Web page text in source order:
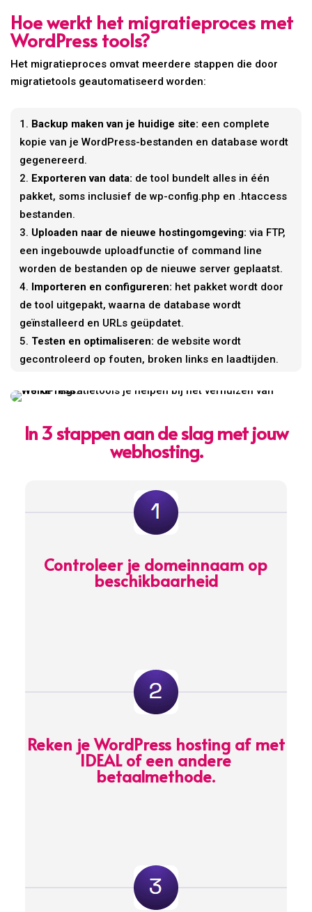
Hoe werkt het migratieproces met
WordPress tools?
Het migratieproces omvat meerdere stappen die door
migratietools geautomatiseerd worden:
Backup maken van je huidige site: een complete
kopie van je WordPress-bestanden en database wordt
gegenereerd.
Exporteren van data: de tool bundelt alles in één
pakket, soms inclusief de wp-config.php en .htaccess
bestanden.
Uploaden naar de nieuwe hostingomgeving: via FTP,
een ingebouwde uploadfunctie of command line
worden de bestanden op de nieuwe server geplaatst.
Importeren en configureren: het pakket wordt door
de tool uitgepakt, waarna de database wordt
geïnstalleerd en URLs geüpdatet.
Testen en optimaliseren: de website wordt
gecontroleerd op fouten, broken links en laadtijden.
In 3 stappen aan de slag met jouw
webhosting.
Controleer je domeinnaam op
beschikbaarheid
Reken je WordPress hosting af met
IDEAL of een andere
betaalmethode.